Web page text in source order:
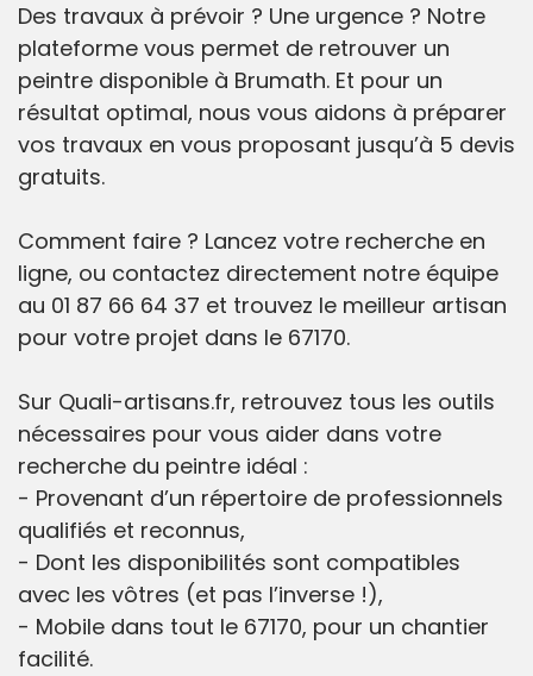
Des travaux à prévoir ? Une urgence ? Notre
plateforme vous permet de retrouver un
peintre disponible à Brumath. Et pour un
résultat optimal, nous vous aidons à préparer
vos travaux en vous proposant jusqu’à 5 devis
gratuits.
Comment faire ? Lancez votre recherche en
ligne, ou contactez directement notre équipe
au 01 87 66 64 37 et trouvez le meilleur artisan
pour votre projet dans le 67170.
Sur Quali-artisans.fr, retrouvez tous les outils
nécessaires pour vous aider dans votre
recherche du peintre idéal :
- Provenant d’un répertoire de professionnels
qualifiés et reconnus,
- Dont les disponibilités sont compatibles
avec les vôtres (et pas l’inverse !),
- Mobile dans tout le 67170, pour un chantier
facilité.